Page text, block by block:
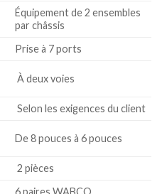
Équipement de 2 ensembles
par châssis
Prise à 7 ports
À deux voies
Selon les exigences du client
De 8 pouces à 6 pouces
2 pièces
6 paires WABCO